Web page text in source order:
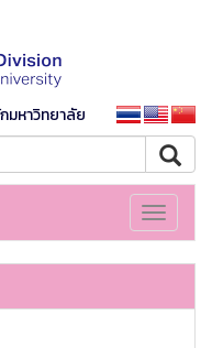
มหาวิทยาลัย
Toggle